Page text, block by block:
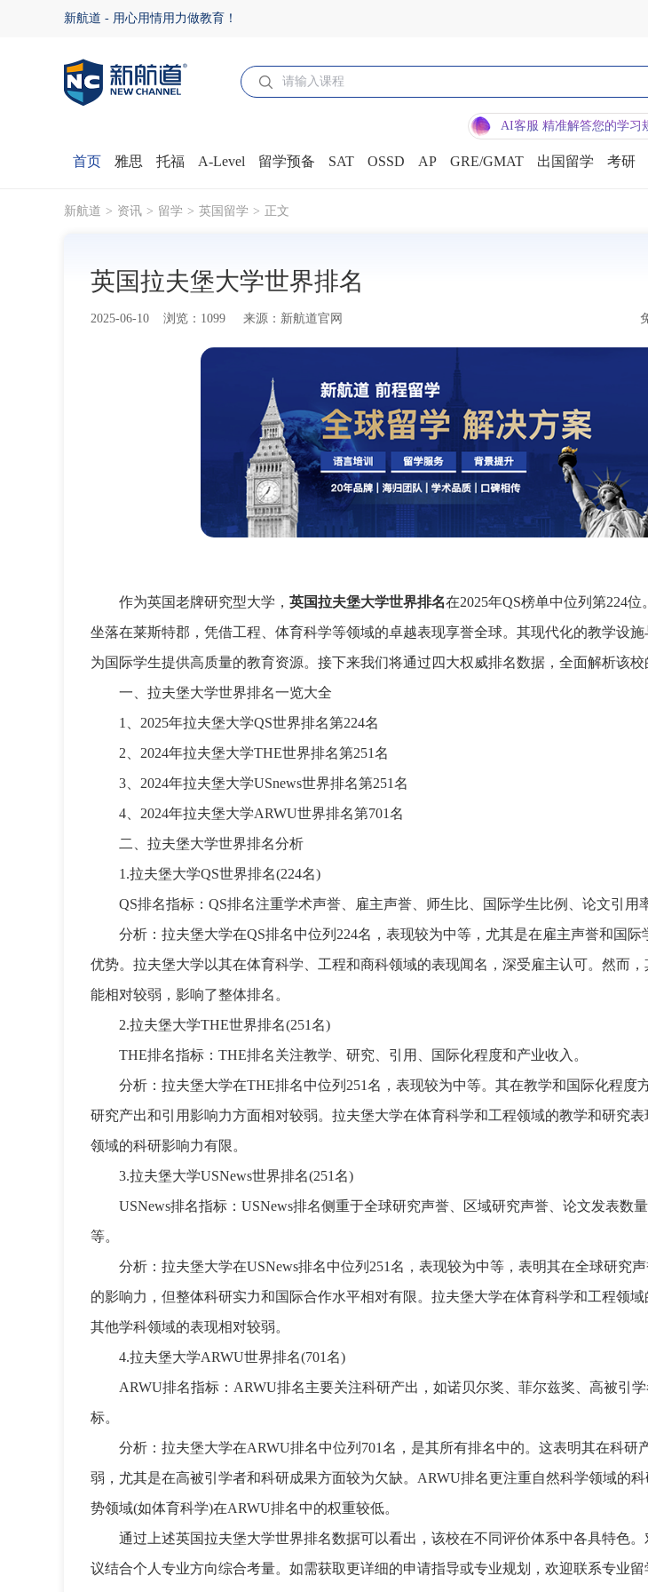
新航道 - 用心用情用力做教育！
AI客服 精准解答您的学习
手机号:
我已阅读并同意《用户服务条
意向课程: 请选择
立即预约
首页 雅思 托福 A-Level 留学预备 SAT OSSD AP GRE/GMAT 出国留学 考研
新航道 资讯 留学 英国留学 正文
英国拉夫堡大学世界排名
2025-06-10 浏览：1099 来源：新航道官网
作为英国老牌研究型大学， 英国拉夫堡大学世界排名在2025年QS榜单中位列第224
坐落在莱斯特郡，凭借工程、体育科学等领域的卓越表现享誉全球。其现代化的教学设
为国际学生提供高质量的教育资源。接下来我们将通过四大权威排名数据，全面解析该校
一、拉夫堡大学世界排名一览大全
1、2025年拉夫堡大学QS世界排名第224名
2、2024年拉夫堡大学THE世界排名第251名
3、2024年拉夫堡大学USnews世界排名第251名
4、2024年拉夫堡大学ARWU世界排名第701名
二、拉夫堡大学世界排名分析
1.拉夫堡大学QS世界排名(224名)
QS排名指标：QS排名注重学术声誉、雇主声誉、师生比、国际学生比例、论文引用
分析：拉夫堡大学在QS排名中位列224名，表现较为中等，尤其是在雇主声誉和国
优势。拉夫堡大学以其在体育科学、工程和商科领域的表现闻名，深受雇主认可。然而
能相对较弱，影响了整体排名。
2.拉夫堡大学THE世界排名(251名)
THE排名指标：THE排名关注教学、研究、引用、国际化程度和产业收入。
分析：拉夫堡大学在THE排名中位列251名，表现较为中等。其在教学和国际化程度
研究产出和引用影响力方面相对较弱。拉夫堡大学在体育科学和工程领域的教学和研究
领域的科研影响力有限。
3.拉夫堡大学USNews世界排名(251名)
USNews排名指标：USNews排名侧重于全球研究声誉、区域研究声誉、论文发表数
等。
分析：拉夫堡大学在USNews排名中位列251名，表现较为中等，表明其在全球研究
的影响力，但整体科研实力和国际合作水平相对有限。拉夫堡大学在体育科学和工程领
其他学科领域的表现相对较弱。
4.拉夫堡大学ARWU世界排名(701名)
ARWU排名指标：ARWU排名主要关注科研产出，如诺贝尔奖、菲尔兹奖、高被引
标。
分析：拉夫堡大学在ARWU排名中位列701名，是其所有排名中的。这表明其在科研
弱，尤其是在高被引学者和科研成果方面较为欠缺。ARWU排名更注重自然科学领域的
势领域(如体育科学)在ARWU排名中的权重较低。
通过上述英国拉夫堡大学世界排名数据可以看出，该校在不同评价体系中各具特色
议结合个人专业方向综合考量。如需获取更详细的申请指导或专业规划，欢迎联系专业留
验证码: